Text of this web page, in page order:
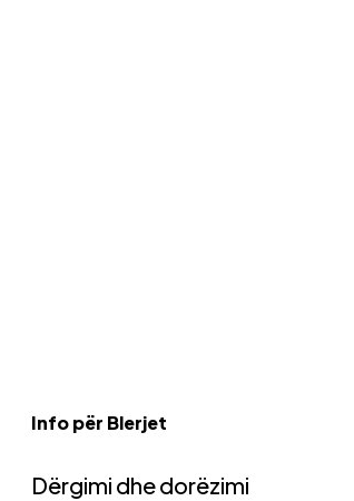
Info për Blerjet
Dërgimi dhe dorëzimi